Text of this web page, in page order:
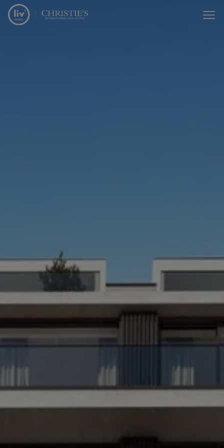
Passer le menu et aller au contenu